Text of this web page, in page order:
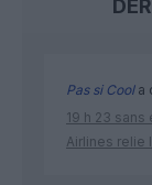
Pas si Coola
19 h 23
Airlines relie